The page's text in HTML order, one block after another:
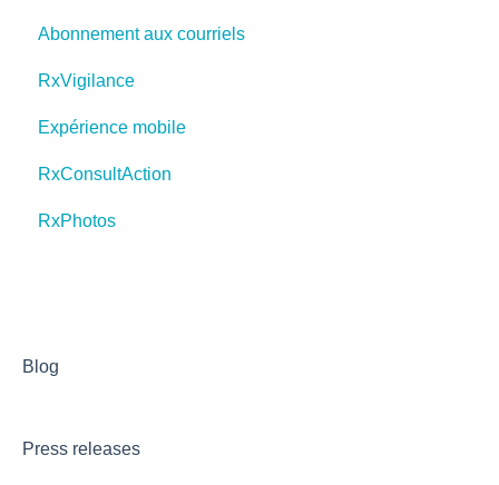
Abonnement aux courriels
RxVigilance
Expérience mobile
RxConsultAction
RxPhotos
Blog
Press releases